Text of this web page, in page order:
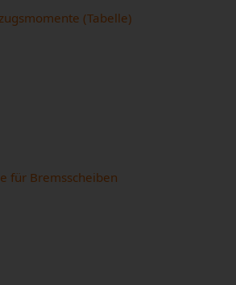
(Tabelle)
für Bremsscheiben